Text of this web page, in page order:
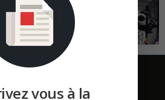
vous à la